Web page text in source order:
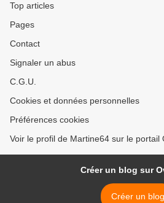
Top articles
Pages
Contact
Signaler un abus
C.G.U.
Cookies et données personnelles
Préférences cookies
Voir le profil de Martine64 sur le portail
Créer un blog sur
Créer un blog